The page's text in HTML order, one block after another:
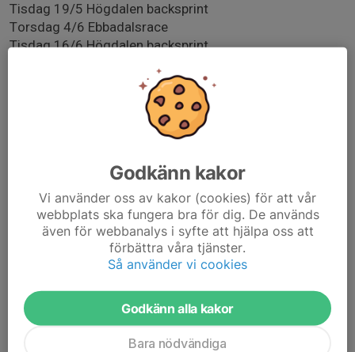
Tisdag 19/5 Högdalen backsprint
Torsdag 4/6 Ebbadalsrace
Tisdag 16/6 Högdalen backsprint
Tisdag 15/9 Högdalen backsprint
Högdalen backsprint kommer köras på Högdalstoppen i
träningsrace på Ebbadalsvägen 9/4, 2/7 och 6/8.
Läs mer här:
https://www.stockholmsrullskidklubb.se/sida/126729/
srace
Godkänn kakor
Vi använder oss av kakor (cookies) för att vår
webbplats ska fungera bra för dig. De används
även för webbanalys i syfte att hjälpa oss att
förbättra våra tjänster.
Så använder vi cookies
Godkänn alla kakor
Bara nödvändiga